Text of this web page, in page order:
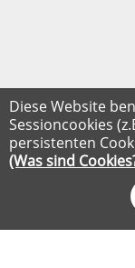
Diese Website
Sessioncookies
persistenten
(Was sind